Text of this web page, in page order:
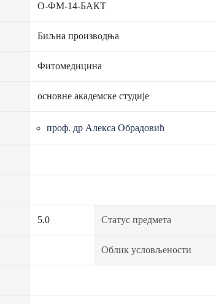
О-ФМ-14-БАКТ
Биљна производња
Фитомедицина
основне академске студије
проф. др Алекса Обрадовић
5.0 Статус предмета
Облик условљености